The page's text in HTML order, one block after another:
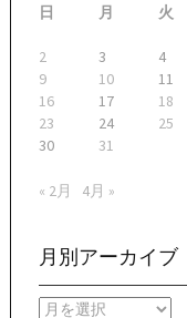
日
月 火
2
3 4
9
10 11
16
17 18
23
24 25
30
31
« 2月 4月 »
月別アーカイブ
月